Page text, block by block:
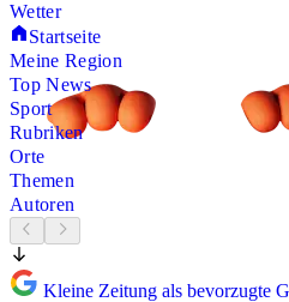
Wetter
Startseite
Meine Region
Top News
Sport
Rubriken
Orte
Themen
Autoren
Kleine Zeitung als bevorzugte